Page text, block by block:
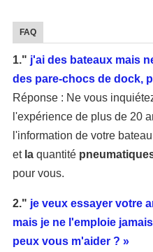
FAQ
1." j'ai des bateaux mais
des pare-chocs de dock,
Réponse : Ne vous
l'expérience de plus de 20
l'information de votre
et laquantité
pour vous.
2." je veux essayer votre
mais je ne l'emploie
peux vous m'aider ? »